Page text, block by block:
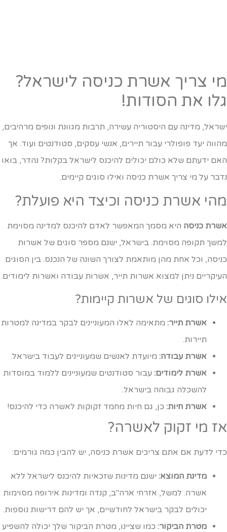
צריך אשרת כניסה לישראל?
את הסודות!
מדינה עם היסטוריה עשירה, תרבות מגוונת ונופים מרהיבים,
יעד פופולרי עבור תיירים, אנשי עסקים, סטודנטים ועוד. אך
ידעתם שלא כולם יכולים להיכנס לישראל בקלות? נהדר, בואו
על מי צריך אשרת כניסה ואילו סוגים קיימים.
אשרת כניסה וכיצד היא פועלת?
כניסההיא מסמך המאפשר לאדם להיכנס למדינה מסוימת
תקופה מסוימת. בישראל, ישנם מספר סוגים של אשרות
וכל אחת מהן מותאמת לצורך השונה של הנכנס. בין הסוגים
ניתן למצוא אשרות תייר, אשרות עבודה ואשרות לימודים.
סוגים של אשרות קיימות?
אשרת תייר:מתאימה לאלו המעוניינים לבקר במדינה למטרות
תיירות.
אשרת עבודה:מיועדת לאנשים שמעוניינים לעבוד בישראל.
אשרת לימודים:עבור סטודנטים שמעוניינים ללמוד במוסדות
להשכלה גבוהה בישראל.
אשרת חיות:כן, גם חיות מחמד זקוקות לאשרה כדי להיכנס!
מי זקוק לאשרה?
לדעת אם אתם צריכים אשרת כניסה, יש להבין כמה גורמים:
מדינת המוצא:ישנם מדינות שזכאיות להיכנס לישראל ללא
אשרה. למשל, אזרחי ארה"ב, קנדה ומדינות אירופה מסוימות
יכולים לבקר בישראל לחודשיים, אך יש להם דרישות נוספות.
מטרת הביקור:כמו שציינו, מטרת הביקור שלך יכולה להשפיע